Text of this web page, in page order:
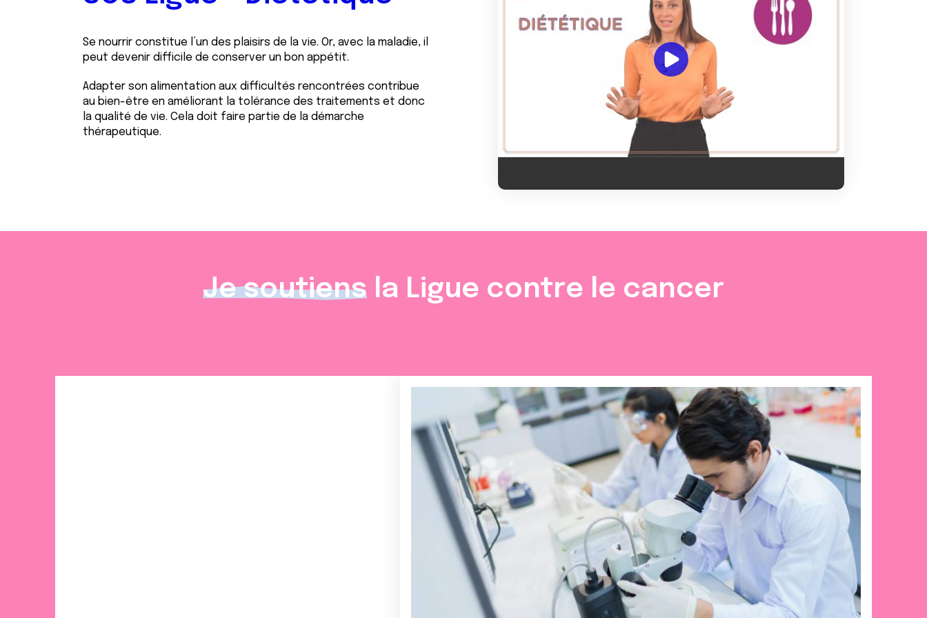
e
e
n
t
Se nourrir constitue l’un des plaisirs de la vie. Or, avec la maladie, il
peut devenir difficile de conserver un bon appétit.
Adapter son alimentation aux difficultés rencontrées contribue
au bien-être en améliorant la tolérance des traitements et donc
la qualité de vie. Cela doit faire partie de la démarche
thérapeutique.
Je soutiens la Ligue contre le cancer